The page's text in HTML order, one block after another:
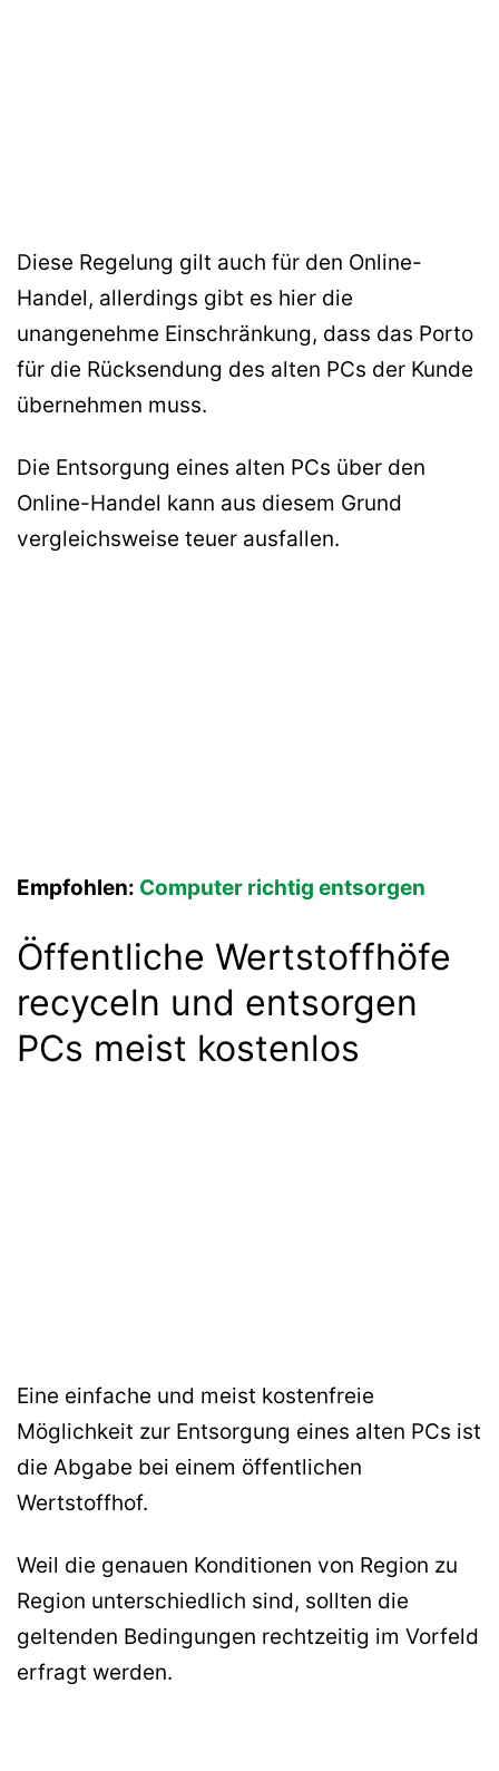
Diese Regelung gilt auch für den Online-
Handel, allerdings gibt es hier die
unangenehme Einschränkung, dass das Porto
für die Rücksendung des alten PCs der Kunde
übernehmen muss.
Die Entsorgung eines alten PCs über den
Online-Handel kann aus diesem Grund
vergleichsweise teuer ausfallen.
Empfohlen: Computer richtig entsorgen
Öffentliche Wertstoffhöfe
recyceln und entsorgen
PCs meist kostenlos
Eine einfache und meist kostenfreie
Möglichkeit zur Entsorgung eines alten PCs ist
die Abgabe bei einem öffentlichen
Wertstoffhof.
Weil die genauen Konditionen von Region zu
Region unterschiedlich sind, sollten die
geltenden Bedingungen rechtzeitig im Vorfeld
erfragt werden.